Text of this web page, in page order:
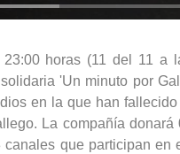
horas (11 del 11 a
'Un minuto por
en la que han
La compañía
que participan en